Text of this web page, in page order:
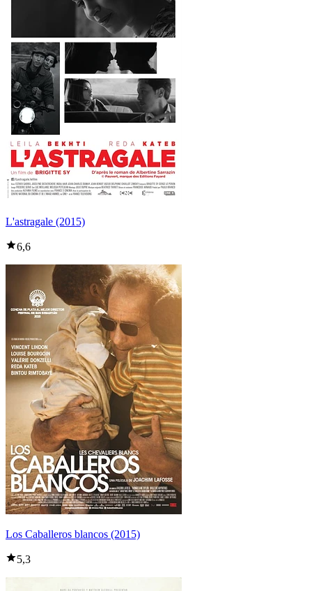
L'astragale (2015)
6,6
Los Caballeros blancos (2015)
5,3